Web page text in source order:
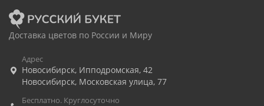
Доставка цветов по России и Миру
Адрес
Новосибирск, Ипподромская, 42
Новосибирск, Московская улица, 77
Бесплатно. Круглосуточно